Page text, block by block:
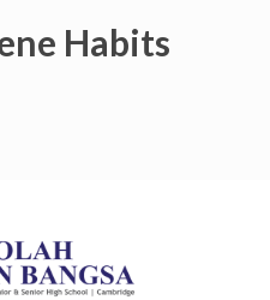
Habits